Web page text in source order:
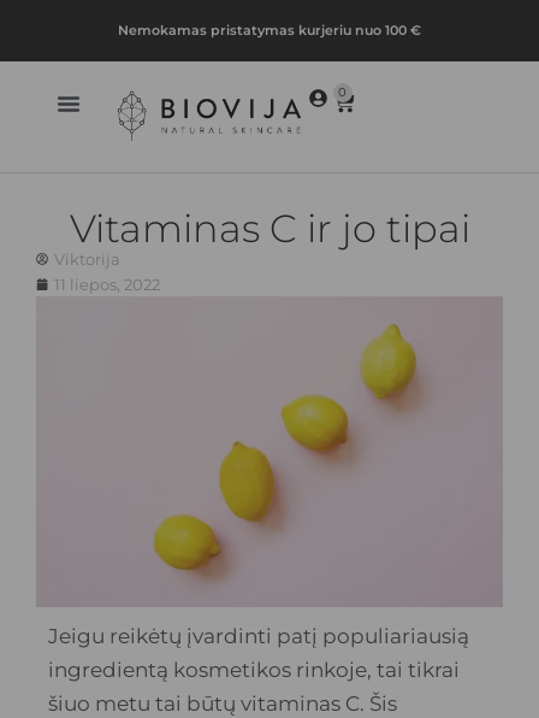
Nemokamas pristatymas kurjeriu nuo 100 €
0
Vitaminas C ir jo tipai
Viktorija
11 liepos, 2022
Jeigu reikėtų įvardinti patį populiariausią
ingredientą kosmetikos rinkoje, tai tikrai
šiuo metu tai būtų vitaminas C. Šis